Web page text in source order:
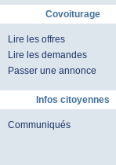
Covoiturage
Lire les offres
Lire les demandes
Passer une annonce
Infos citoyennes
Communiqués